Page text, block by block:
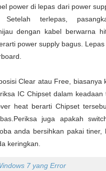
power di lepas dari power
terlepas,
dengan kabel berwarna
power supply bagus.
Clear atau Free,
IC Chipset dalam keadaan
heat berarti Chipset
juga apakah
anda bersihkan pakai
keringkan.
7 yang Error